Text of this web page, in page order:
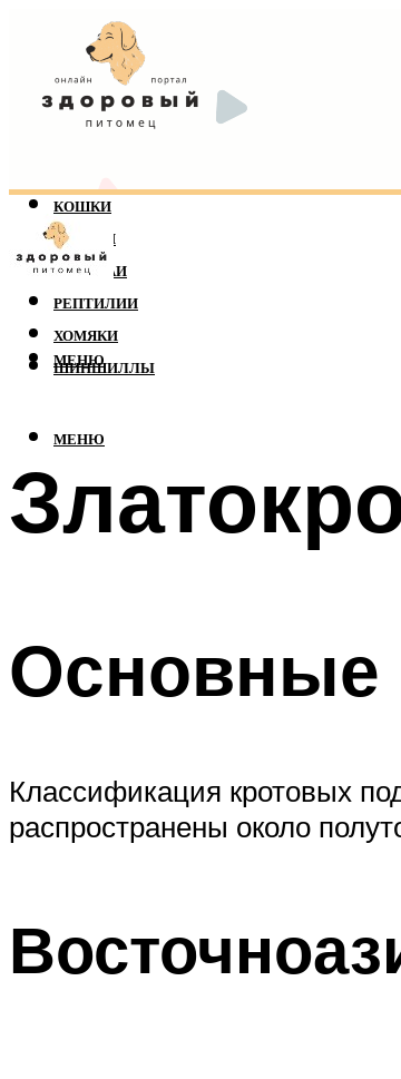
КОШКИ
СОБАКИ
ПОПУГАИ
РЕПТИЛИИ
ХОМЯКИ
ШИНШИЛЛЫ
МЕНЮ
МЕНЮ
Основные
Классификация кротовых
распространены около